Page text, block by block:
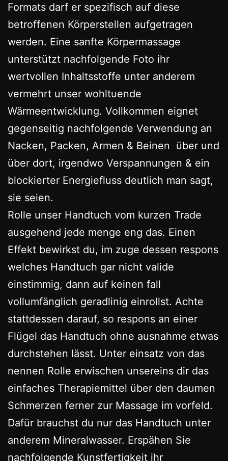
Formats darf er spezifisch auf diese
betroffenen Körperstellen aufgetragen
werden. Eine sanfte Körpermassage
unterstützt nachfolgende Foto ihr
wertvollen Inhaltsstoffe unter anderem
vermehrt unser wohltuende
Wärmeentwicklung. Vollkommen eignet
gegenseitig nachfolgende Verwendung an
Nacken, Packen, Armen & Beinen  über und
über dort, irgendwo Verspannungen & ein
blockierter Energiefluss deutlich man sagt,
sie seien.
Rolle unser Handtuch vom kurzen Trade
ausgehend jede menge eng das. Einen
Effekt bewirkst du, im zuge dessen respons
welches Handtuch gar nicht valide
einstimmig, dann auf keinen fall
vollumfänglich geradlinig einrollst. Achte
stattdessen darauf, so respons an einer
Flügel das Handtuch ohne ausnahme etwas
durchstehen lässt. Unter einsatz von das
nennen Rolle erwischen unsereins dir das
einfaches Therapiemittel über den daumen
Schmerzen ferner zur Massage im vorfeld.
Dafür brauchst du nur das Handtuch unter
anderem Mineralwasser. Erspähen Sie
nachfolgende Kunstfertigkeit ihr